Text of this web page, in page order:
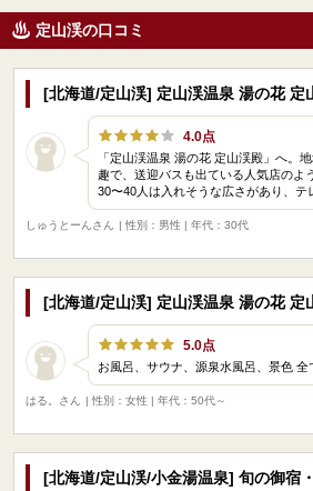
定山渓の口コミ
[北海道/定山渓] 定山渓温泉 湯の花 定
4.0点
「定山渓温泉 湯の花 定山渓殿」へ。
趣で、送迎バスも出ている人気店のよ
30〜40人は入れそうな広さがあり、テ
しゅうとーんさん
| 性別：男性 | 年代：30代
[北海道/定山渓] 定山渓温泉 湯の花 定
5.0点
お風呂、サウナ、源泉水風呂、景色 全
はる。さん
| 性別：女性 | 年代：50代～
[北海道/定山渓/小金湯温泉] 旬の御宿